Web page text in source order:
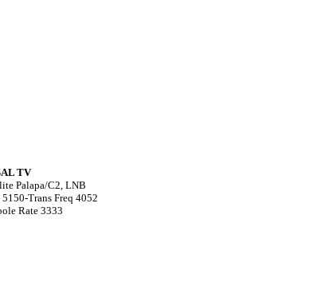
TV
Palapa/C2, LNB
5150-Trans Freq 4052
Rate 3333